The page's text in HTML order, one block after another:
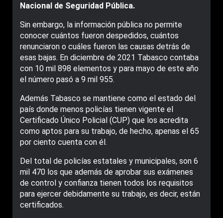
Nacional de Seguridad Pública.
Sin embargo, la información pública no permite
conocer cuántos fueron despedidos, cuántos
renunciaron o cuáles fueron las causas detrás de
esas bajas. En diciembre de 2021 Tabasco contaba
con 10 mil 898 elementos y para mayo de este año
el número pasó a 9 mil 955.
Además Tabasco se mantiene como el estado del
país donde menos policías tienen vigente el
Certificado Único Policial (CUP) que los acredita
como aptos para su trabajo, de hecho, apenas el 65
por ciento cuenta con él.
Del total de policías estatales y municipales, son 6
mil 470 los que además de aprobar sus exámenes
de control y confianza tienen todos los requisitos
para ejercer debidamente su trabajo, es decir, están
certificados.